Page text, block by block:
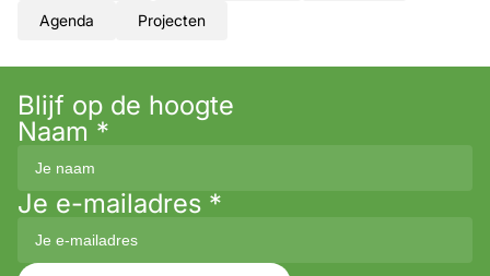
Agenda Projecten
Blijf op de hoogte
Naam *
Je e-mailadres *